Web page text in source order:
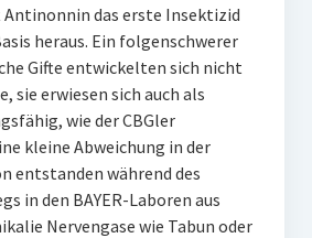
das erste Insektizid
heraus. Ein folgenschwerer
Gifte entwickelten sich nicht
sie erwiesen sich auch als
wie der CBGler
kleine Abweichung in der
entstanden während des
in den BAYER-Laboren aus
Nervengase wie Tabun oder